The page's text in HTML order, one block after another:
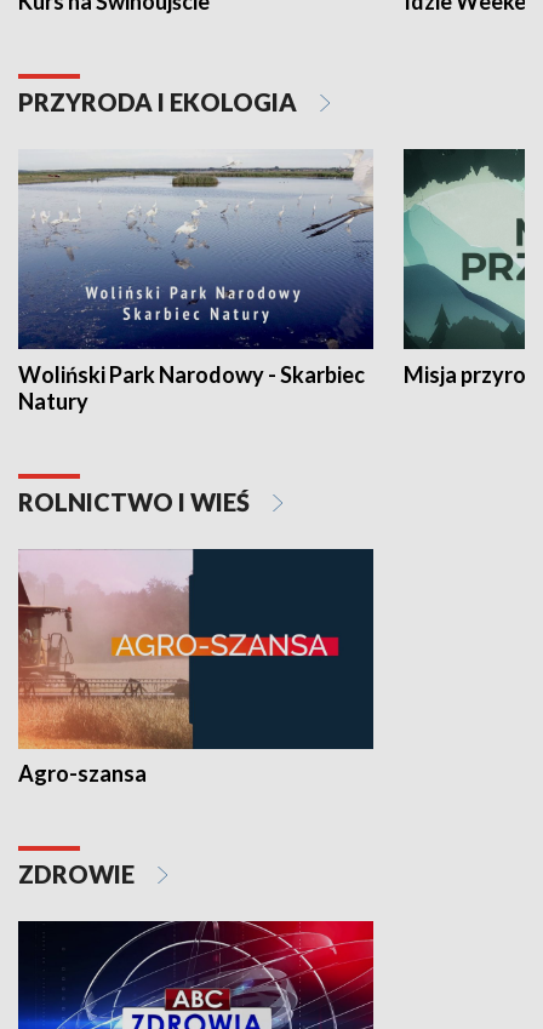
PRZYRODA I EKOLOGIA
Woliński Park Narodowy - Skarbiec
Natury
Misja
ROLNICTWO I WIEŚ
Agro-szansa
ZDROWIE